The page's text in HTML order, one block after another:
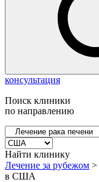
консультация
Поиск клиники
по направлению
Найти клинику
Лечение за рубежом >
в США